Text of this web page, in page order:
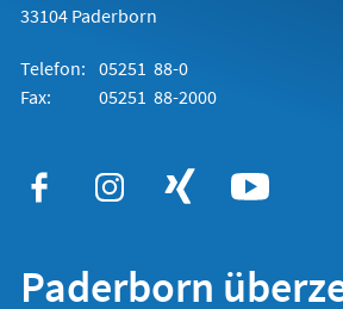
33104 Paderborn
Telefon: 05251 88-0
Fax:
05251 88-2000
Paderborn